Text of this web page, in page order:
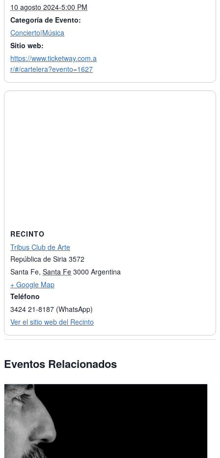
10 agosto 2024-5:00 PM
Categoría de Evento:
Concierto|Música
Sitio web:
https://www.ticketway.com.a
r/#/cartelera?evento=1627
RECINTO
Tribus Club de Arte
República de Siria 3572
Santa Fe, Santa Fe 3000 Argentina
+ Google Map
Teléfono
3424 21-8187 (WhatsApp)
Ver el sitio web del Recinto
Eventos Relacionados